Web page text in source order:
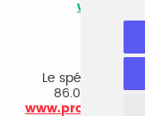
Le spécialiste
86.000 CV et